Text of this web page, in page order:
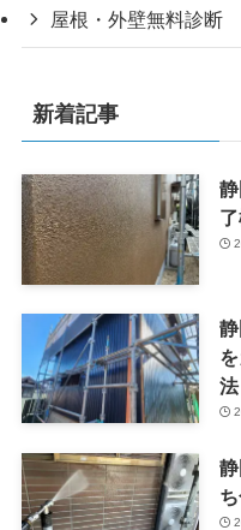
屋根・外壁無料診断
新着記事